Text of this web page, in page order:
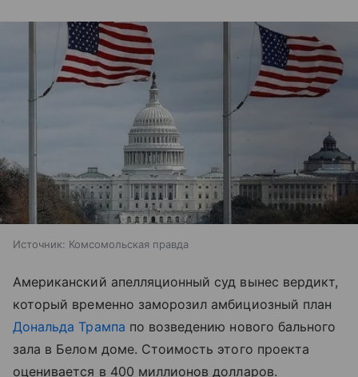
Источник: Комсомольская правда
Американский апелляционный суд вынес вердикт,
который временно заморозил амбициозный план
Дональда Трампа по возведению нового бального
зала в Белом доме. Стоимость этого проекта
оценивается в 400 миллионов долларов.